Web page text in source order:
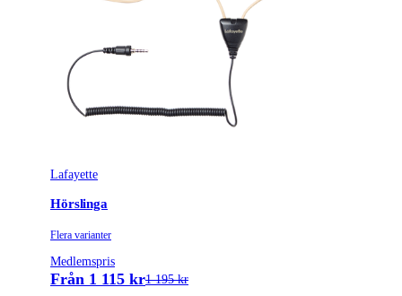
Lafayette
Hörslinga
Flera varianter
Medlemspris
Från 1 115 kr1 195 kr